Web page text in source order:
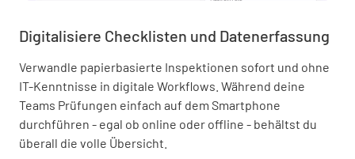
Digitalisiere Checklisten und Datenerfassung
Verwandle papierbasierte Inspektionen sofort und ohne
IT-Kenntnisse in digitale Workflows. Während deine
Teams Prüfungen einfach auf dem Smartphone
durchführen - egal ob online oder offline - behältst du
überall die volle Übersicht.